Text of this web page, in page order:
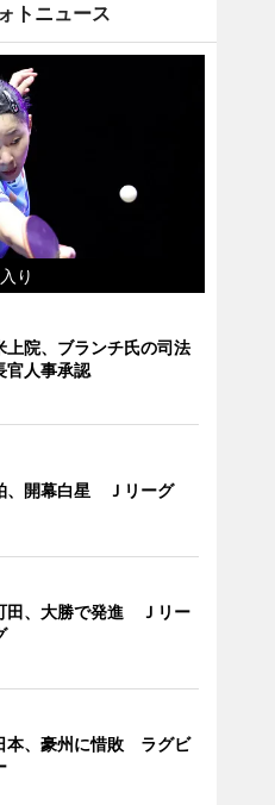
トニュース
り
上院、ブランチ氏の司法
官人事承認
、開幕白星 Ｊリーグ
田、大勝で発進 Ｊリー
本、豪州に惜敗 ラグビ